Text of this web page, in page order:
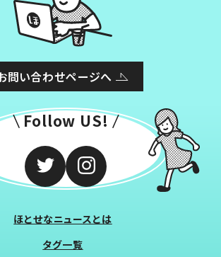
問い合わせページへ
Follow US!
ほとせなニュースとは
タグ一覧